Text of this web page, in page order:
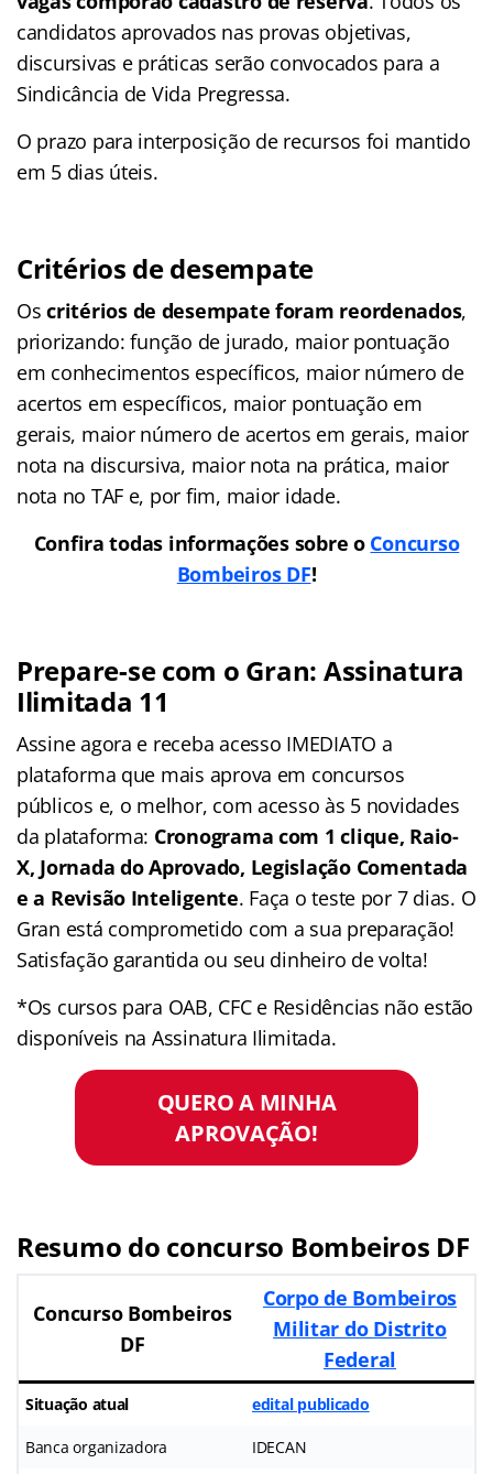
candidatos aprovados nas provas objetivas,
discursivas e práticas serão convocados para a
Sindicância de Vida Pregressa.
O prazo para interposição de recursos foi mantido
em 5 dias úteis.​
Critérios de desempate
Oscritérios de desempate foram reordenados,
priorizando: função de jurado, maior pontuação
em conhecimentos específicos, maior número de
acertos em específicos, maior pontuação em
gerais, maior número de acertos em gerais, maior
nota na discursiva, maior nota na prática, maior
nota no TAF e, por fim, maior idade.
Confira todas informações sobre o Concurso
Bombeiros DF!
Prepare-se com o Gran: Assinatura
Ilimitada 11
Assine agora e receba acesso IMEDIATO a
plataforma que mais aprova em concursos
públicos e, o melhor, com acesso às 5 novidades
da plataforma: Cronograma com 1 clique, Raio-
X, Jornada do Aprovado, Legislação Comentada
e a Revisão Inteligente. Faça o teste por 7 dias. O
Gran está comprometido com a sua preparação!
Satisfação garantida ou seu dinheiro de volta!
*Os cursos para OAB, CFC e Residências não estão
disponíveis na Assinatura Ilimitada.
QUERO A MINHA
APROVAÇÃO!
Resumo do concurso Bombeiros DF
Concurso Bombeiros
DF
Corpo de Bombeiros
Militar do Distrito
Federal
Situação atual edital publicado
Banca organizadora IDECAN